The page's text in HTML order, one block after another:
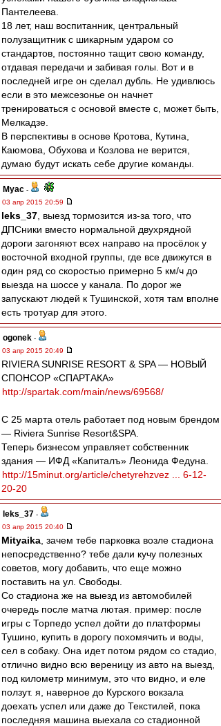
Пантелеева.
18 лет, наш воспитанник, центральный
полузащитник с шикарным ударом со
стандартов, постоянно тащит свою команду,
отдавая передачи и забивая голы. Вот и в
последней игре он сделал дубль. Не удивлюсь
если в это межсезонье он начнет
тренироваться с основой вместе с, может быть,
Мелкадзе.
В перспективы в основе Кротова, Кутина,
Каюмова, Обухова и Козлова не верится,
думаю будут искать себе другие команды.
Myac -
03 апр 2015 20:59
leks_37 , выезд тормозится из-за того, что
ДПСники вместо нормальной двухрядной
дороги загоняют всех направо на просёлок у
восточной входной группы, где все движутся в
один ряд со скоростью примерно 5 км/ч до
выезда на шоссе у канала. По дорог же
запускают людей к Тушинской, хотя там вполне
есть тротуар для этого.
ogonek -
03 апр 2015 20:49
RIVIERA SUNRISE RESORT & SPA — НОВЫЙ
СПОНСОР «СПАРТАКА»
http://spartak.com/main/news/69568/
С 25 марта отель работает под новым брендом
— Riviera Sunrise Resort&SPA.
Теперь бизнесом управляет собственник
здания — ИФД «Капиталъ» Леонида Федуна.
http://15minut.org/article/chetyrehzvez ... 6-12-
20-20
leks_37 -
03 апр 2015 20:40
Mityaika , зачем тебе парковка возле стадиона
непосредственно? тебе дали кучу полезных
советов, могу добавить, что еще можно
поставить на ул. Свободы.
Со стадиона же на выезд из автомобилей
очередь после матча лютая. пример: после
игры с Торпедо успел дойти до платформы
Тушино, купить в дорогу похомячить и воды,
сел в собаку. Она идет потом рядом со стадио,
отлично видно всю вереницу из авто на выезд,
под километр минимум, это что видно, и еле
ползут. я, наверное до Курского вокзала
доехать успел или даже до Текстилей, пока
последняя машина выехала со стадионной